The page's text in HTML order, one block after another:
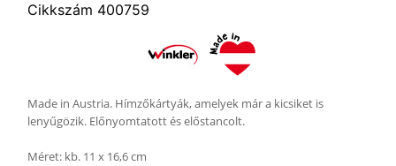
Cikkszám 400759
Made in Austria. Hímzőkártyák, amelyek már a kicsiket is
lenyűgözik. Előnyomtatott és előstancolt.
Méret: kb. 11 x 16,6 cm